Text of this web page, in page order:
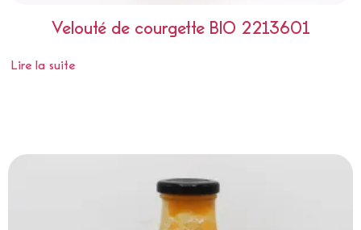
Velouté de courgette BIO 2213601
Lire la suite